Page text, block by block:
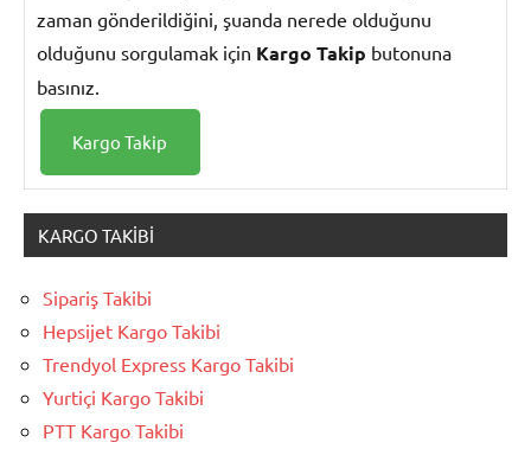
zaman gönderildiğini, şuanda nerede olduğunu
olduğunu sorgulamak için Kargo Takip butonuna
basınız.
KARGO TAKIBI
Sipariş Takibi
Hepsijet Kargo Takibi
Trendyol Express Kargo Takibi
Yurtiçi Kargo Takibi
PTT Kargo Takibi